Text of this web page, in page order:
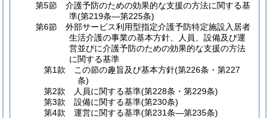
第5節
介護予防のための効果的な支援の方法に関する基
準(第219条―第225条)
第6節
外部サービス利用型指定介護予防特定施設入居者
生活介護の事業の基本方針、人員、設備及び運
営並びに介護予防のための効果的な支援の方法
に関する基準
第1款
この節の趣旨及び基本方針(第226条・第227
条)
第2款
人員に関する基準(第228条・第229条)
第3款
設備に関する基準(第230条)
第4款
運営に関する基準(第231条―第235条)